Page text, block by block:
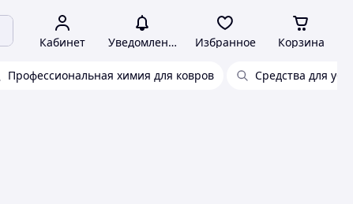
Кабинет Уведомления Избранное Корзина
Профессиональная химия для ковров Средства для